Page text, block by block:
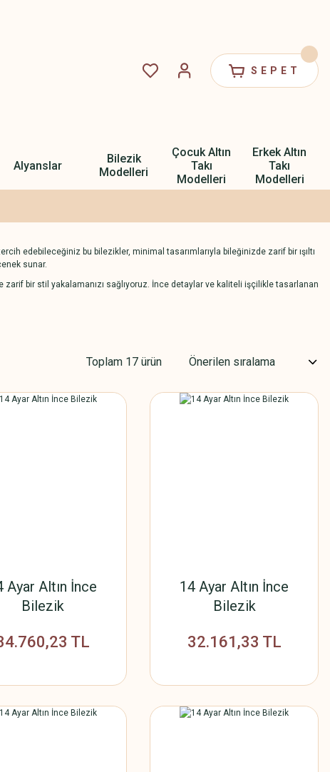
SEPET
Alyanslar
Bilezik
Modelleri
Çocuk Altın
Takı
Modelleri
Erkek Altın
Takı
Modelleri
edebileceğiniz bu bilezikler, minimal tasarımlarıyla bileğinizde zarif bir ışıltı
sunar.
bir stil yakalamanızı sağlıyoruz. İnce detaylar ve kaliteli işçilikle tasarlanan
Toplam 17 ürün
Ayar Altın İnce
Bilezik
TL
14 Ayar Altın İnce
Bilezik
32.161,33 TL